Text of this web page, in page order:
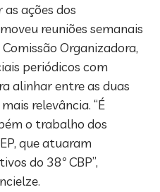
ações dos
reuniões semanais
Organizadora,
periódicos com
alinhar entre as duas
relevância. “É
o trabalho dos
que atuaram
do 38º CBP”,